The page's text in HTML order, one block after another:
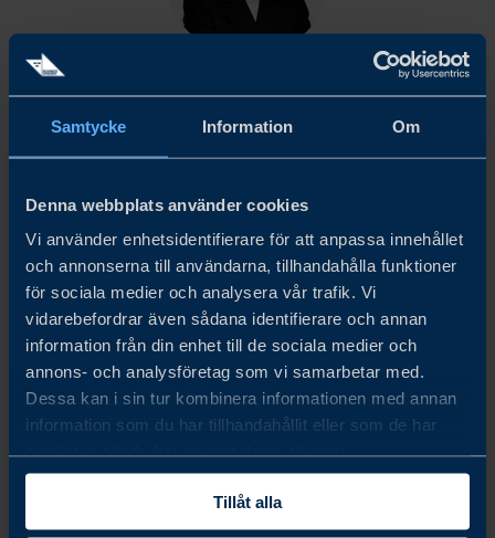
Samtycke Information Om
Denna webbplats använder cookies
Vi använder enhetsidentifierare för att anpassa innehållet
och annonserna till användarna, tillhandahålla funktioner
för sociala medier och analysera vår trafik. Vi
vidarebefordrar även sådana identifierare och annan
information från din enhet till de sociala medier och
annons- och analysföretag som vi samarbetar med.
Dessa kan i sin tur kombinera informationen med annan
information som du har tillhandahållit eller som de har
samlat in när du har använt deras tjänster.
Tillåt alla
Chief Economist
NERLADDNINGAR
Hämta PDF-versionen av
den här rapporten (1 mb)
LADDA NER